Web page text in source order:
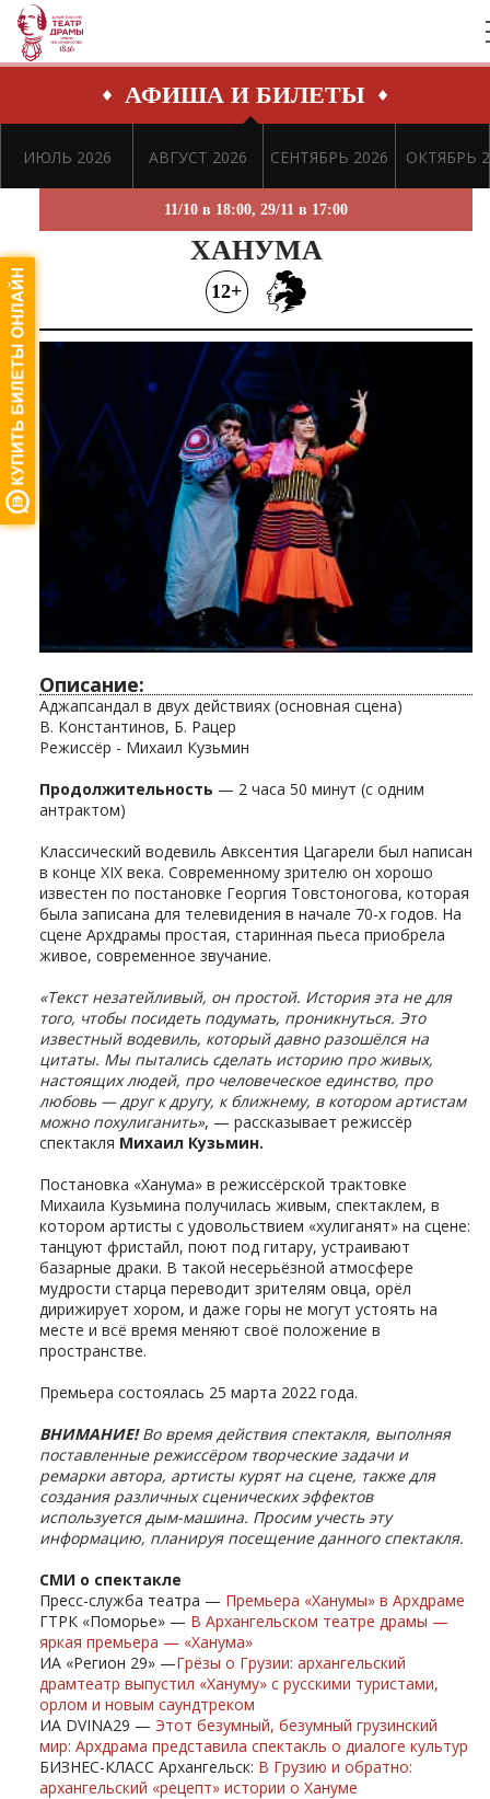
АФИША И БИЛЕТЫ
ИЮЛЬ 2026 АВГУСТ 2026 СЕНТЯБРЬ 2026 ОКТЯБРЬ
11/10 в 18:00, 29/11 в 17:00
ХАНУМА
12+
Описание:
Аджапсандал в двух действиях (основная сцена)
В. Константинов, Б. Рацер
Режиссёр - Михаил Кузьмин
Продолжительность — 2 часа 50 минут (с одним
антрактом)
Классический водевиль Авксентия Цагарели был написан
в конце XIX века. Современному зрителю он хорошо
известен по постановке Георгия Товстоногова, которая
была записана для телевидения в начале 70-х годов. На
сцене Архдрамы простая, старинная пьеса приобрела
живое, современное звучание.
«Текст незатейливый, он простой. История эта не для
того, чтобы посидеть подумать, проникнуться. Это
известный водевиль, который давно разошёлся на
цитаты. Мы пытались сделать историю про живых,
настоящих людей, про человеческое единство, про
любовь — друг к другу, к ближнему, в котором артистам
можно похулиганить», — рассказывает режиссёр
спектакля Михаил Кузьмин.
Постановка «Ханума» в режиссёрской трактовке
Михаила Кузьмина получилась живым, спектаклем, в
котором артисты с удовольствием «хулиганят» на сцене:
танцуют фристайл, поют под гитару, устраивают
базарные драки. В такой несерьёзной атмосфере
мудрости старца переводит зрителям овца, орёл
дирижирует хором, и даже горы не могут устоять на
месте и всё время меняют своё положение в
пространстве.
Премьера состоялась 25 марта 2022 года.
ВНИМАНИЕ!Во время действия спектакля, выполняя
поставленные режиссёром творческие задачи и
ремарки автора, артисты курят на сцене, также для
создания различных сценических эффектов
используется дым-машина. Просим учесть эту
информацию, планируя посещение данного спектакля.
СМИ о спектакле
Пресс-служба театра — Премьера «Ханумы» в Архдраме
ГТРК «Поморье» — В Архангельском театре драмы —
яркая премьера — «Ханума»
ИА «Регион 29» —Грёзы о Грузии: архангельский
драмтеатр выпустил «Хануму» с русскими туристами,
орлом и новым саундтреком
ИА DVINA29 — Этот безумный, безумный грузинский
мир: Архдрама представила спектакль о диалоге культур
БИЗНЕС-КЛАСС Архангельск: В Грузию и обратно:
архангельский «рецепт» истории о Хануме